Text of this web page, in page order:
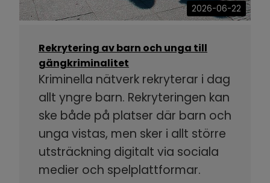
2026-06-22
Rekrytering av barn och unga till
gängkriminalitet
Kriminella nätverk rekryterar i dag
allt yngre barn. Rekryteringen kan
ske både på platser där barn och
unga vistas, men sker i allt större
utsträckning digitalt via sociala
medier och spelplattformar.